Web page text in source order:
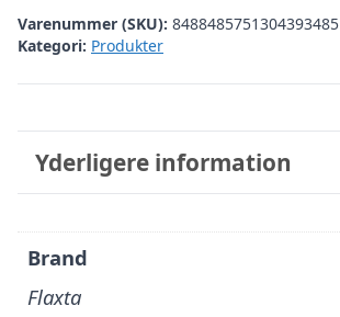
Varenummer (SKU): 8488485751304393485
Kategori: Produkter
Yderligere information
Brand
Flaxta